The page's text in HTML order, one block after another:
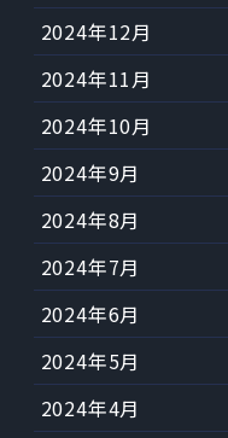
2024年12月
2024年11月
2024年10月
2024年9月
2024年8月
2024年7月
2024年6月
2024年5月
2024年4月